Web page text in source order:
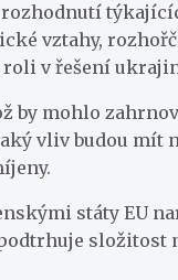
vztahy,
roli v řešení
by mohlo
vliv budou mít
státy EU